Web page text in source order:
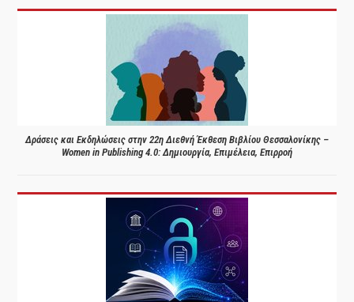
Δράσεις και Εκδηλώσεις στην 22η Διεθνή Έκθεση Βιβλίου Θεσσαλονίκης –
Women in Publishing 4.0: Δημιουργία, Επιμέλεια, Επιρροή